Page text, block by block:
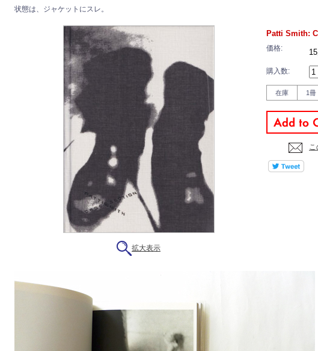
状態は、ジャケットにスレ。
拡大表示
Patti Smith:
価格:
購入数:
在庫 1冊
こ